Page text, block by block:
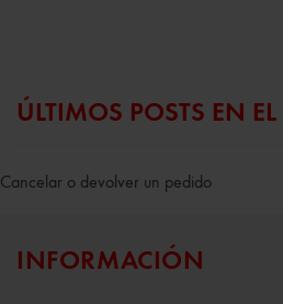
ÚLTIMOS POSTS EN
Cancelar o devolver un pedido
INFORMACIÓN